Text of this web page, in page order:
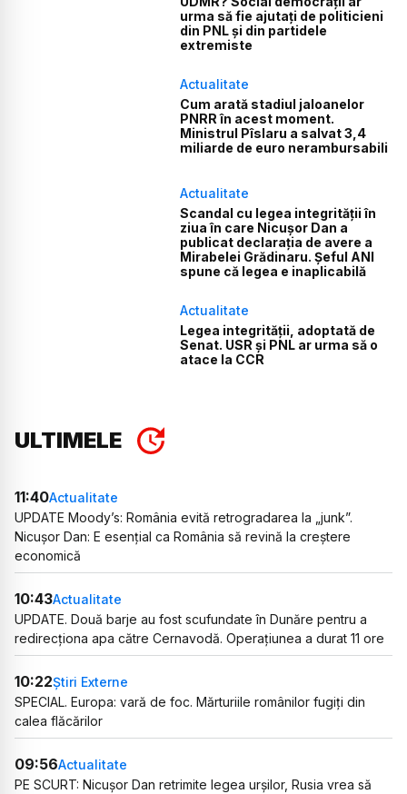
urma să fie ajutați de politicieni
din PNL și din partidele
extremiste
Actualitate
Cum arată stadiul jaloanelor
PNRR în acest moment.
Ministrul Pîslaru a salvat 3,4
miliarde de euro nerambursabili
Actualitate
Scandal cu legea integrității în
ziua în care Nicușor Dan a
publicat declarația de avere a
Mirabelei Grădinaru. Șeful ANI
spune că legea e inaplicabilă
Actualitate
Legea integrității, adoptată de
Senat. USR și PNL ar urma să o
atace la CCR
ULTIMELE
11:40Actualitate
UPDATE Moody’s: România evită retrogradarea la „junk”.
Nicușor Dan: E esențial ca România să revină la creștere
economică
10:43Actualitate
UPDATE. Două barje au fost scufundate în Dunăre pentru a
redirecționa apa către Cernavodă. Operațiunea a durat 11 ore
10:22Știri Externe
SPECIAL. Europa: vară de foc. Mărturiile românilor fugiți din
calea flăcărilor
09:56Actualitate
PE SCURT: Nicușor Dan retrimite legea urșilor, Rusia vrea să